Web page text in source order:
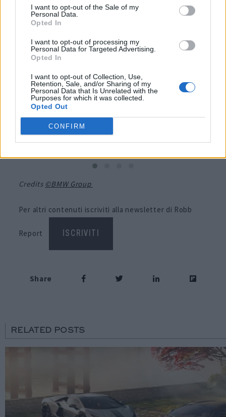
I want to opt-out of the Sale of my
Personal Data.
Opted In
I want to opt-out of processing my
Personal Data for Targeted Advertising.
Opted In
I want to opt-out of Collection, Use,
Retention, Sale, and/or Sharing of my
Personal Data that Is Unrelated with the
Purposes for which it was collected.
Opted Out
CONFIRM
il cambiamento è già in atto.
BMW Group – Vibrant Transitions